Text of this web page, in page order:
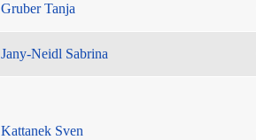
Gruber Tanja
Jany-Neidl Sabrina
Kattanek Sven